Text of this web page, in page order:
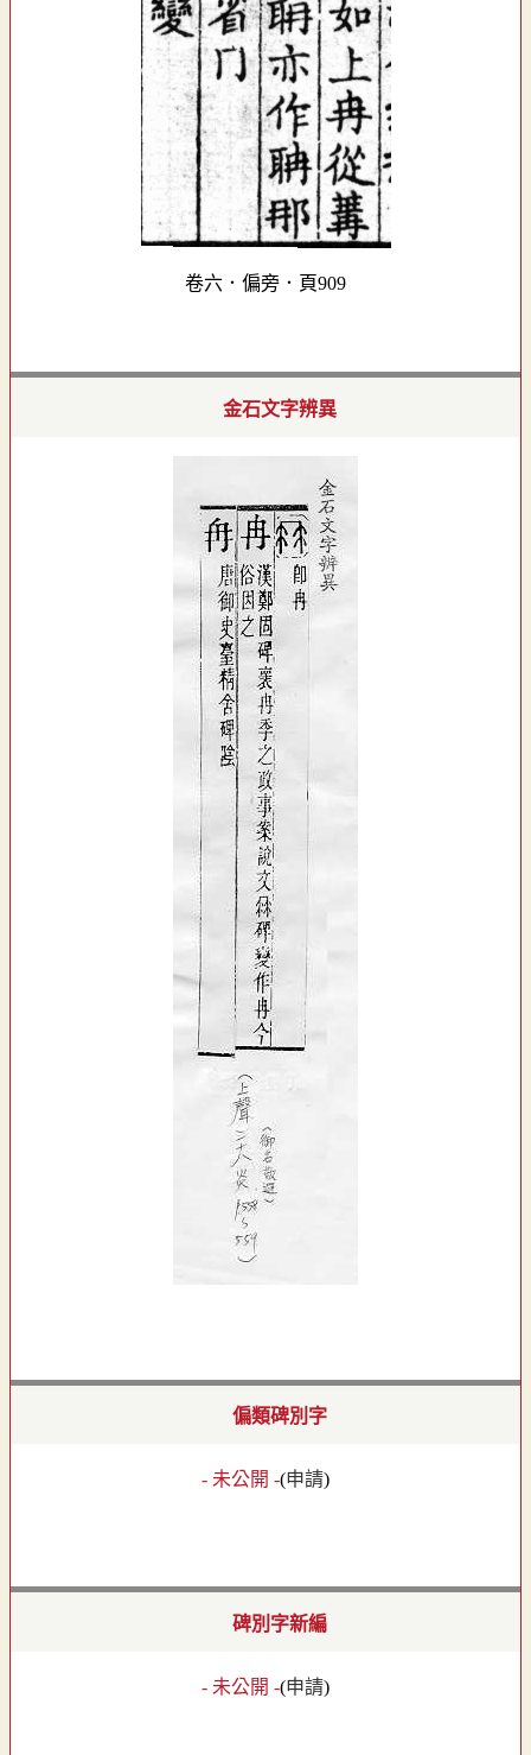
卷六．偏旁．頁909
金石文字辨異
偏類碑別字
- 未公開 -(申請)
碑別字新編
- 未公開 -(申請)